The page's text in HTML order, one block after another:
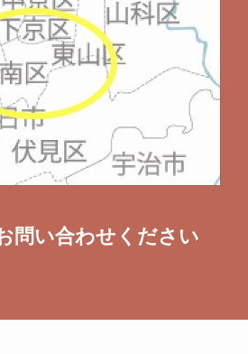
問い合わせください